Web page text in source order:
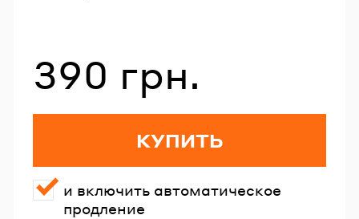
Стоимость со скидкой
390 грн.
КУПИТЬ
и включить автоматическое
продление